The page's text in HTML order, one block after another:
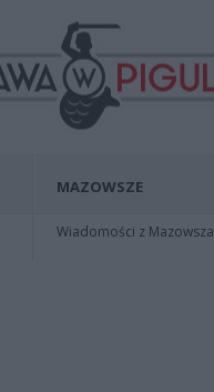
MAZOWSZE
Wiadomości z Mazowsza